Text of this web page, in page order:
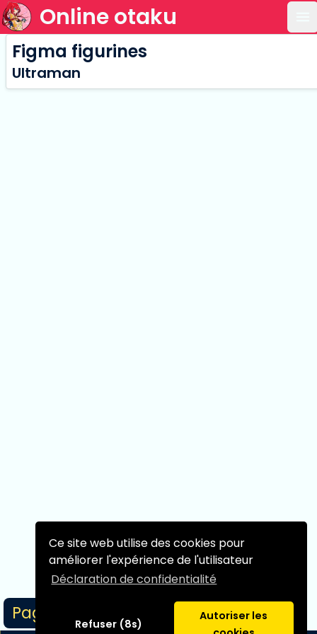
Ce site web utilise des cookies pour
améliorer l'expérience de l'utilisateur
Déclaration de confidentialité
Refuser (8s)
Autoriser les
Online otaku
Page 0/0
Figma figurines
Ultraman